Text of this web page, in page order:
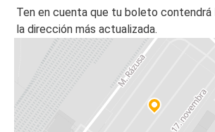
Ten en cuenta que tu boleto contendrá
la dirección más actualizada.